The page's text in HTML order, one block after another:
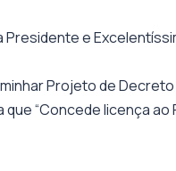
Presidente e
Projeto de
que “Concede licença